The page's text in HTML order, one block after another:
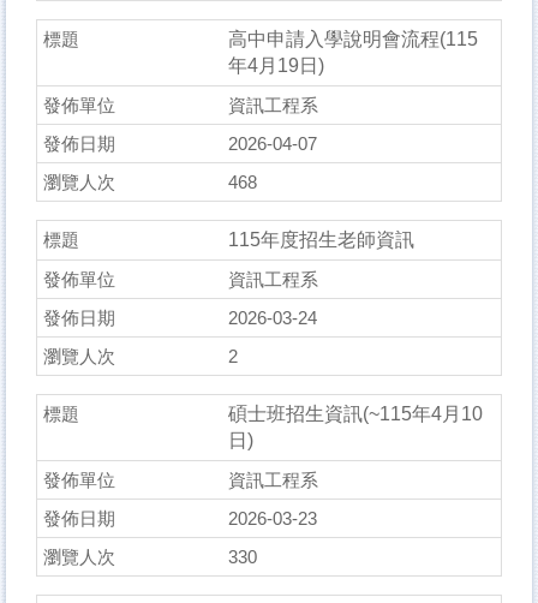
高中申請入學說明會流程(115
年4月19日)
資訊工程系
2026-04-07
468
115年度招生老師資訊
資訊工程系
2026-03-24
2
碩士班招生資訊(~115年4月10
日)
資訊工程系
2026-03-23
330